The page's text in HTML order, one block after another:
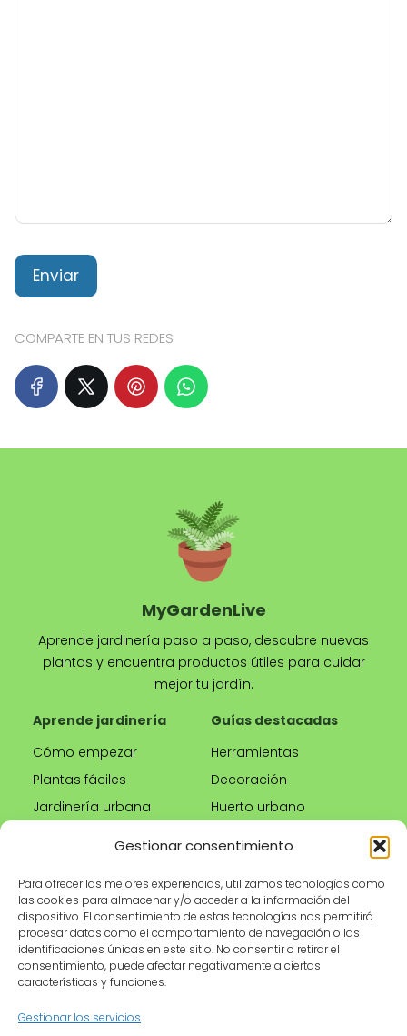
Gestionar consentimiento
Para ofrecer las mejores experiencias, utilizamos tecnologías como
las cookies para almacenar y/o acceder a la información del
dispositivo. El consentimiento de estas tecnologías nos permitirá
procesar datos como el comportamiento de navegación o las
identificaciones únicas en este sitio. No consentir o retirar el
consentimiento, puede afectar negativamente a ciertas
características y funciones.
Gestionar los servicios
COMPARTE EN TUS REDES
MyGardenLive
Aprende jardinería paso a paso, descubre nuevas
plantas y encuentra productos útiles para cuidar
mejor tu jardín.
Aprende jardinería
Cómo empezar
Plantas fáciles
Jardinería urbana
Guías destacadas
Herramientas
Decoración
Huerto urbano
Tienda
Productos
recomendados
Herramientas de
Información legal
Aviso legal
Política de privacidad